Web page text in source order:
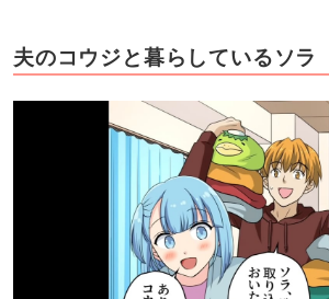
夫のコウジと暮らしているソラ